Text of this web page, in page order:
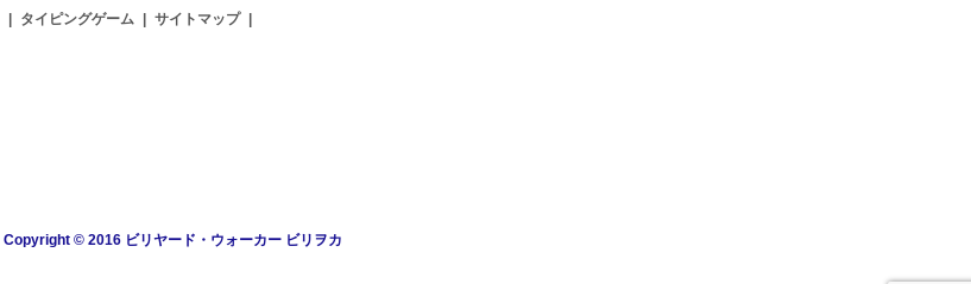
タイピングゲーム サイトマップ
Copyright © 2016 ビリヤード・ウォーカー ビリヲカ